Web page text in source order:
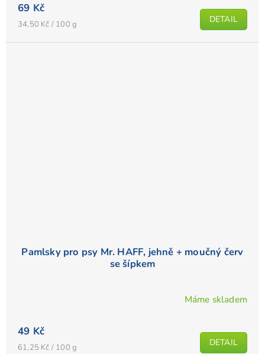
69 Kč
Měrná
34,50 Kč / 100 g DETAIL
Pamlsky pro psy Mr. HAFF, jehně + moučný červ
se šípkem
Máme skladem
49 Kč
Měrná
61,25 Kč / 100 g DETAIL